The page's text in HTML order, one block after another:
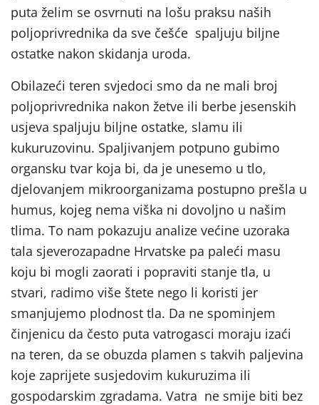
puta želim se osvrnuti na lošu praksu naših
poljoprivrednika da sve češće spaljuju biljne
ostatke nakon skidanja uroda.
Obilazeći teren svjedoci smo da ne mali broj
poljoprivrednika nakon žetve ili berbe jesenskih
usjeva spaljuju biljne ostatke, slamu ili
kukuruzovinu. Spaljivanjem potpuno gubimo
organsku tvar koja bi, da je unesemo u tlo,
djelovanjem mikroorganizama postupno prešla u
humus, kojeg nema viška ni dovoljno u našim
tlima. To nam pokazuju analize većine uzoraka
tala sjeverozapadne Hrvatske pa paleći masu
koju bi mogli zaorati i popraviti stanje tla, u
stvari, radimo više štete nego li koristi jer
smanjujemo plodnost tla. Da ne spominjem
činjenicu da često puta vatrogasci moraju izaći
na teren, da se obuzda plamen s takvih paljevina
koje zaprijete susjedovim kukuruzima ili
gospodarskim zgradama. Vatra ne smije biti bez